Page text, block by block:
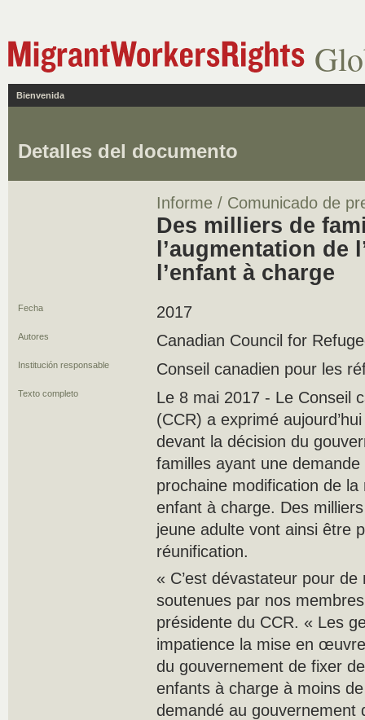
Bienvenida
Detalles del documento
Informe / Comunicado de
Des milliers de
l’augmentation de
l’enfant à charge
Fecha 2017
Autores Canadian Council for
Institución responsable Conseil canadien pour les
Texto completo
Le 8 mai 2017 - Le Conseil
(CCR) a exprimé
devant la décision du
familles ayant une
prochaine modification de la
enfant à charge. Des
jeune adulte vont ainsi être
réunification.
« C’est dévastateur pour
soutenues par nos
présidente du CCR. « Les
impatience la mise en
du gouvernement de fixer
enfants à charge à moins
demandé au gouvernement